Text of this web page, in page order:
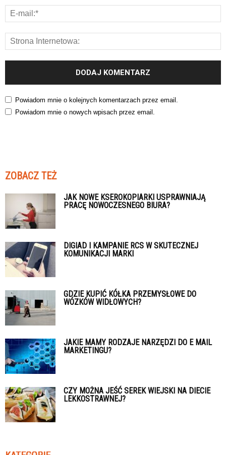
Powiadom mnie o kolejnych komentarzach przez email.
Powiadom mnie o nowych wpisach przez email.
ZOBACZ TEŻ
JAK NOWE KSEROKOPIARKI USPRAWNIAJĄ
PRACĘ NOWOCZESNEGO BIURA?
DIGIAD I KAMPANIE RCS W SKUTECZNEJ
KOMUNIKACJI MARKI
GDZIE KUPIĆ KÓŁKA PRZEMYSŁOWE DO
WÓZKÓW WIDŁOWYCH?
JAKIE MAMY RODZAJE NARZĘDZI DO E MAIL
MARKETINGU?
CZY MOŻNA JEŚĆ SEREK WIEJSKI NA DIECIE
LEKKOSTRAWNEJ?